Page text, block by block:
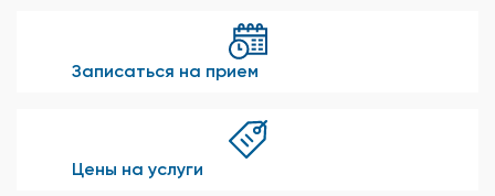
Записаться на прием
Цены на услуги